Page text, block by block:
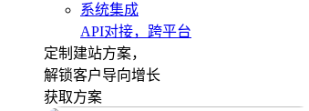
系统集成
API对接，跨平台
定制建站方案，
解锁客户导向增长
获取方案